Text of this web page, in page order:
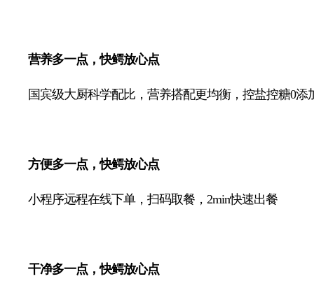
营养多一点，快鳄放心点
国宾级大厨科学配比，营养搭配更均衡，控盐控糖0添
方便多一点，快鳄放心点
小程序远程在线下单，扫码取餐，2min快速出餐
干净多一点，快鳄放心点